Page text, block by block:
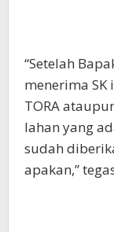
“Setelah
menerima
TORA
lahan yang
sudah
apakan,”